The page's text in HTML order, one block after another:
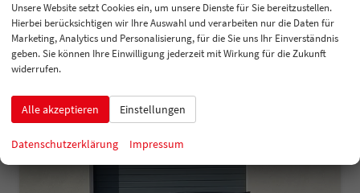
Verbrauch kombiniert:0,00 l/100km
Stromverbrauch kombiniert:
16,50 kWh/100km
Elektrische Reichweite:451 km
CO2-Klasse:A
CO2-Emissionen:
Unsere Website setzt Cookies ein, um unsere Dienste für Sie bereitzustellen.
Hierbei berücksichtigen wir Ihre Auswahl und verarbeiten nur die Daten für
Marketing, Analytics und Personalisierung, für die Sie uns Ihr Einverständnis
geben. Sie können Ihre Einwilligung jederzeit mit Wirkung für die Zukunft
widerrufen.
Alle akzeptieren Einstellungen
Datenschutzerklärung Impressum